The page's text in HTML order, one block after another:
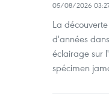
05/08/2026
La
d'années
éclairage sur
spécimen